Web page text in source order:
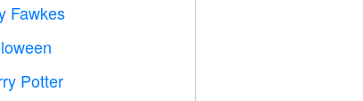
Fawkes
Potter